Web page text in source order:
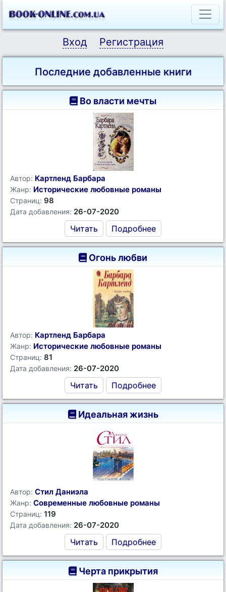
Вход Регистрация
Последние добавленные книги
Во власти мечты
Автор: Картленд Барбара
Жанр: Исторические любовные романы
Страниц: 98
Дата добавления: 26-07-2020
Читать Подробнее
Огонь любви
Автор: Картленд Барбара
Жанр: Исторические любовные романы
Страниц: 81
Дата добавления: 26-07-2020
Читать Подробнее
Идеальная жизнь
Автор: Стил Даниэла
Жанр: Современные любовные романы
Страниц: 119
Дата добавления: 26-07-2020
Читать Подробнее
Черта прикрытия